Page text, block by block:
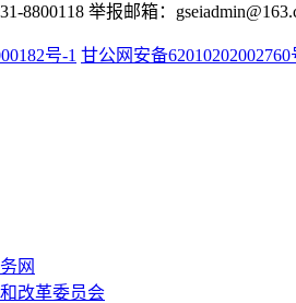
8800118 举报邮箱：
号-1 甘公网安备62010202002760
网
改革委员会